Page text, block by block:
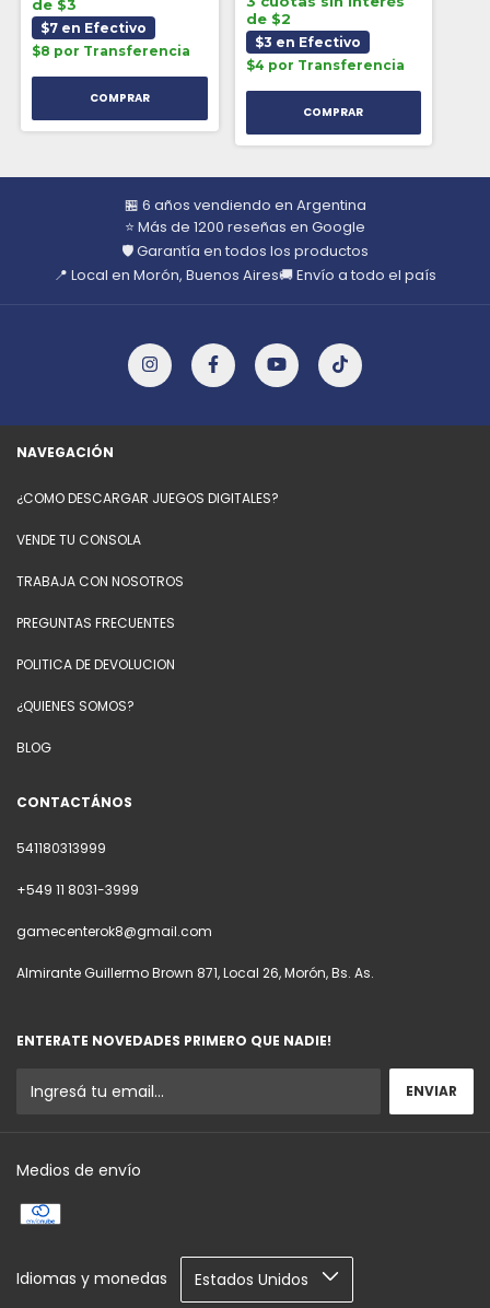
de $3
$7 en Efectivo
$8 por Transferencia
de $2
$3 en Efectivo
$4 por Transferencia
🏪 6 años vendiendo en Argentina
⭐ Más de 1200 reseñas en Google
🛡️ Garantía en todos los productos
📍 Local en Morón, Buenos Aires🚚 Envío a todo el país
NAVEGACIÓN
¿COMO DESCARGAR JUEGOS DIGITALES?
VENDE TU CONSOLA
TRABAJA CON NOSOTROS
PREGUNTAS FRECUENTES
POLITICA DE DEVOLUCION
¿QUIENES SOMOS?
BLOG
CONTACTÁNOS
541180313999
+549 11 8031-3999
gamecenterok8@gmail.com
Almirante Guillermo Brown 871, Local 26, Morón, Bs. As.
ENTERATE NOVEDADES PRIMERO QUE NADIE!
Medios de envío
Idiomas y monedas